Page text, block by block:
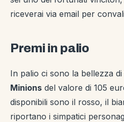
riceverai via email per
Premi in palio
In palio ci sono la bellezza
Minions del valore di 105
disponibili sono il rosso, il
riportano i simpatici